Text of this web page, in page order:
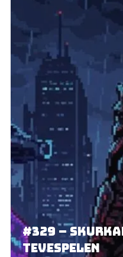
#329 –
tevespelen